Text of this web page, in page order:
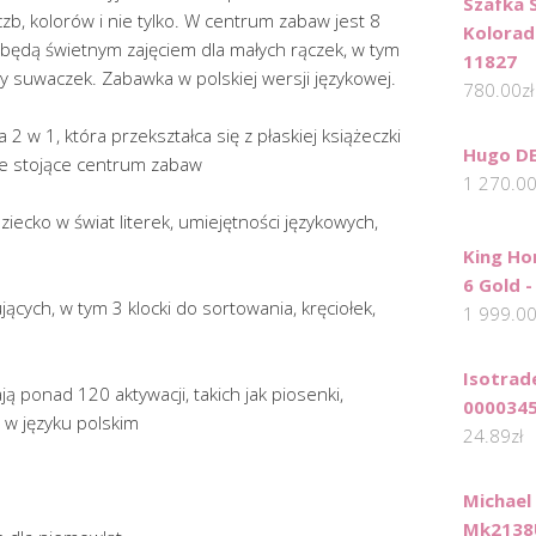
kolorów i nie tylko. W centrum zabaw jest 8
świetnym zajęciem dla małych rączek, w tym
suwaczek. Zabawka w polskiej wersji językowej.
w 1, która przekształca się z płaskiej książeczki
stojące centrum zabaw
w świat literek, umiejętności językowych,
w tym 3 klocki do sortowania, kręciołek,
ponad 120 aktywacji, takich jak piosenki,
języku polskim
11827
780.00zł
Hugo
1 270.00
King
6 Gold
1 999.00
24.89zł